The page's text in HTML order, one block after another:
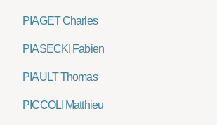
PIAGET Charles
PIASECKI Fabien
PIAULT Thomas
PICCOLI Matthieu